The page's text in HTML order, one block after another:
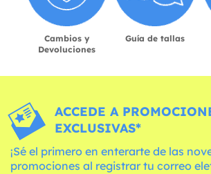
Cambios y
Devoluciones
Guía de tallas
ACCEDE A
EXCLUSIVAS*
¡Sé el primero en enterarte de las
promociones al registrar tu correo